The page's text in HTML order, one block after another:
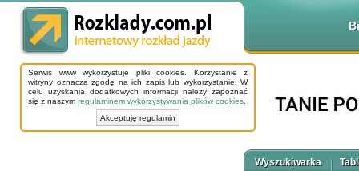
Serwis www wykorzystuje pliki cookies. Korzystanie z
witryny oznacza zgodę na ich zapis lub wykorzystanie. W
celu uzyskania dodatkowych informacji należy zapoznać
się z naszym regulaminem wykorzystywania plików cookies
Akceptuję regulamin
Wyszukiwarka